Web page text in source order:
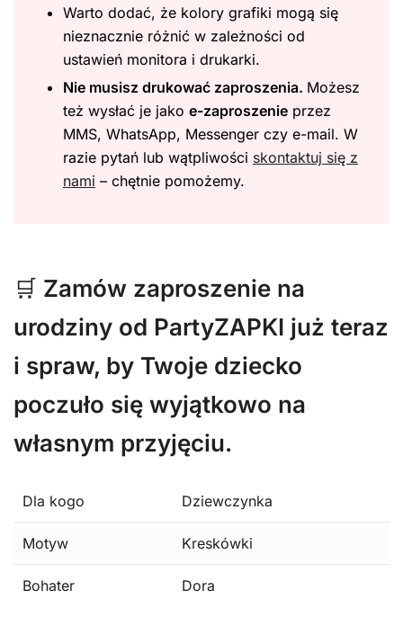
Warto dodać, że kolory grafiki mogą się
nieznacznie różnić w zależności od
ustawień monitora i drukarki.
Nie musisz drukować zaproszenia. Możesz
też wysłać je jako e-zaproszenie przez
MMS, WhatsApp, Messenger czy e-mail. W
razie pytań lub wątpliwości skontaktuj się z
nami – chętnie pomożemy.
🛒 Zamów zaproszenie na
urodziny od PartyZAPKI już teraz
i spraw, by Twoje dziecko
poczuło się wyjątkowo na
własnym przyjęciu.
Dla kogo Dziewczynka
Motyw Kreskówki
Bohater Dora